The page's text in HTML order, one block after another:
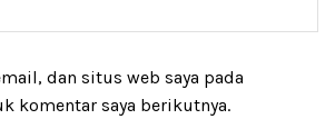
dan situs web saya pada
komentar saya berikutnya.